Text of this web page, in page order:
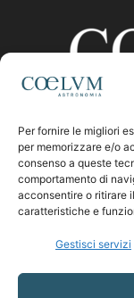
Per fornire le migliori
per memorizzare e/o
consenso a queste
comportamento di
acconsentire o ritirare
caratteristiche e
Gestisci servizi